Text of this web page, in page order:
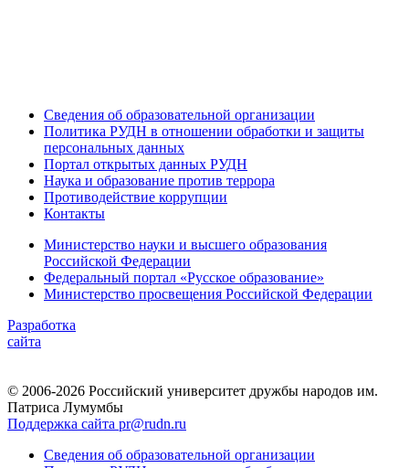
Сведения об образовательной организации
Политика РУДН в отношении обработки и защиты
персональных данных
Портал открытых данных РУДН
Наука и образование против террора
Противодействие коррупции
Контакты
Министерство науки и высшего образования
Российской Федерации
Федеральный портал «Русское образование»
Министерство просвещения Российской Федерации
Разработка
сайта
© 2006-2026 Российский университет дружбы народов им.
Патриса Лумумбы
Поддержка сайта pr@rudn.ru
Сведения об образовательной организации